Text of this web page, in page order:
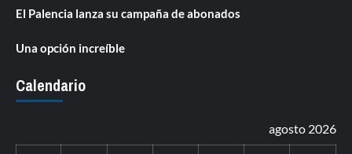
El Palencia lanza su campaña de abonados
Una opción increíble
Calendario
agosto 2026